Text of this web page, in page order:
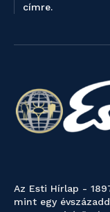
címre.
Az Esti Hírlap -
mint egy